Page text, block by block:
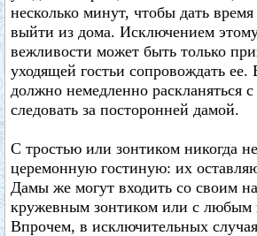
несколько минут, чтобы дать
выйти из дома. Исключением
вежливости может быть только
уходящей гостьи сопровождать ее.
должно немедленно раскланяться с
следовать за посторонней дамой.
С тростью или зонтиком никогда
церемонную гостиную: их
Дамы же могут входить со своим
кружевным зонтиком или с любым
Впрочем, в исключительных